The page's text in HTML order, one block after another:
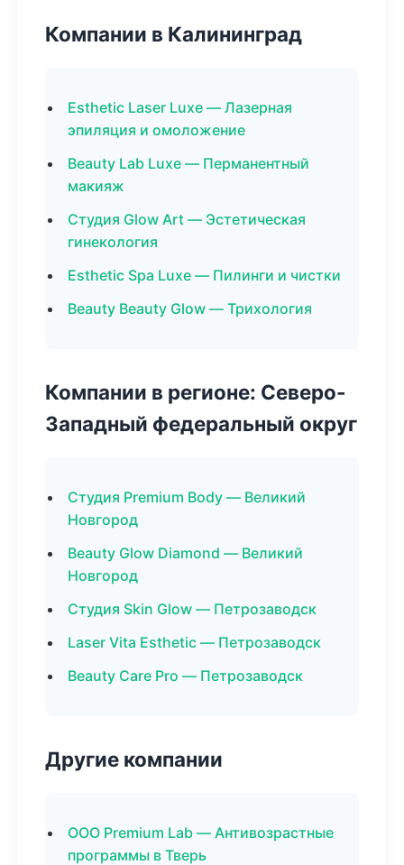
Компании в Калининград
Esthetic Laser Luxe — Лазерная
эпиляция и омоложение
Beauty Lab Luxe — Перманентный
макияж
Студия Glow Art — Эстетическая
гинекология
Esthetic Spa Luxe — Пилинги и чистки
Beauty Beauty Glow — Трихология
Компании в регионе: Северо-
Западный федеральный округ
Студия Premium Body — Великий
Новгород
Beauty Glow Diamond — Великий
Новгород
Студия Skin Glow — Петрозаводск
Laser Vita Esthetic — Петрозаводск
Beauty Care Pro — Петрозаводск
Другие компании
ООО Premium Lab — Антивозрастные
программы в Тверь